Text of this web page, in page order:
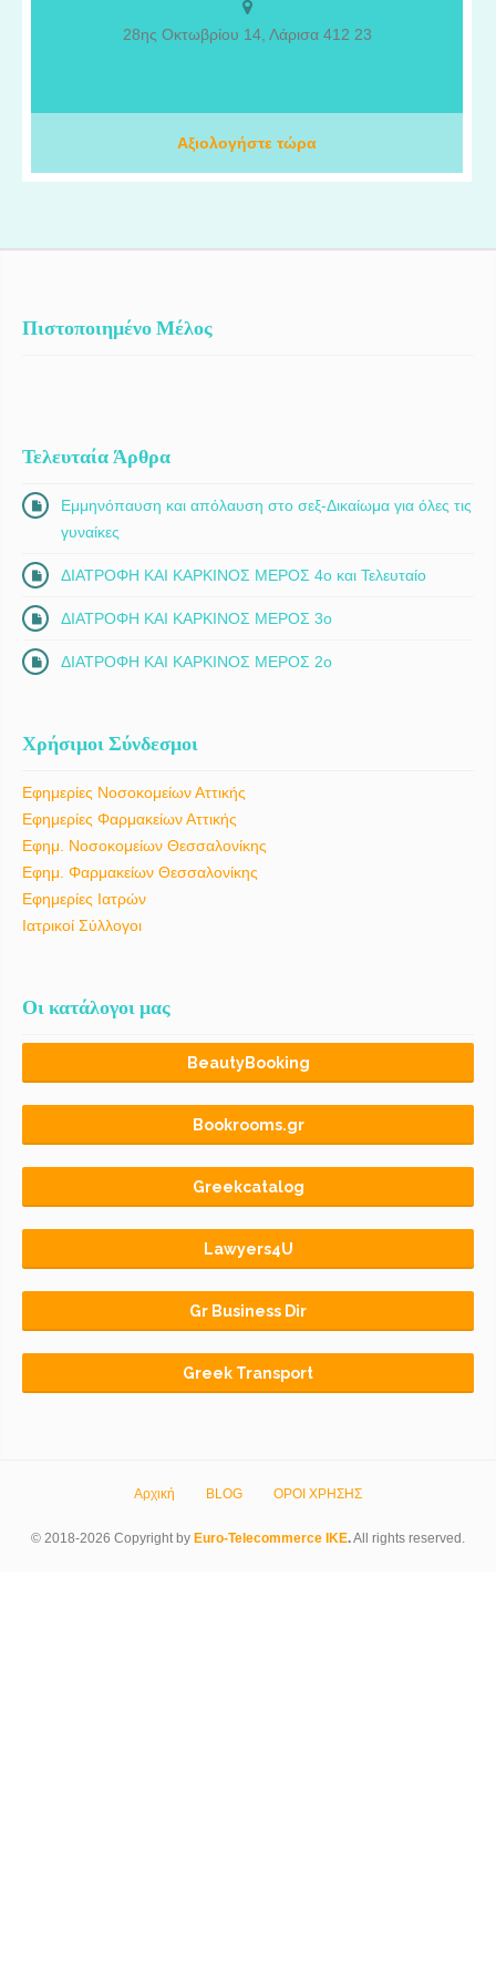
δύο μεγαλύτερα πανεπιστημιακά νοσοκομεία της Ελβετίας, το
απέκτησα εξειδικευμένες γνώσεις και εργάστηκα πάνω στις πιο
προηγμένες ογκολογικές θεραπείες. Στο ΙΑΣΩ Θεσσαλίας,
πραγματοποιούμε εβδομαδιαία ογκολογικά συμβούλια για την
αξιολόγηση και τη βέλτιστη θεραπευτική προσέγγιση κάθε
28ης Οκτωβρίου 14, Λάρισα 412 23
Αξιολογήστε τώρα
Πιστοποιημένο Μέλος
Τελευταία Άρθρα
Εμμηνόπαυση και απόλαυση στο σεξ-Δικαίωμα για όλες τις
γυναίκες
ΔΙΑΤΡΟΦΗ ΚΑΙ ΚΑΡΚΙΝΟΣ ΜΕΡΟΣ 4ο και Τελευταίο
ΔΙΑΤΡΟΦΗ ΚΑΙ ΚΑΡΚΙΝΟΣ ΜΕΡΟΣ 3ο
ΔΙΑΤΡΟΦΗ ΚΑΙ ΚΑΡΚΙΝΟΣ ΜΕΡΟΣ 2ο
Χρήσιμοι Σύνδεσμοι
Εφημερίες Νοσοκομείων Αττικής
Εφημερίες Φαρμακείων Αττικής
Εφημ. Νοσοκομείων Θεσσαλονίκης
Εφημ. Φαρμακείων Θεσσαλονίκης
Εφημερίες Ιατρών
Ιατρικοί Σύλλογοι
Οι κατάλογοι μας
BeautyBooking
Bookrooms.gr
Greekcatalog
Lawyers4U
Gr Business Dir
Greek Transport
Αρχική BLOG ΟΡΟΙ ΧΡΗΣΗΣ
© 2018-2026 Copyright by Euro-Telecommerce IKE.All rights reserved.